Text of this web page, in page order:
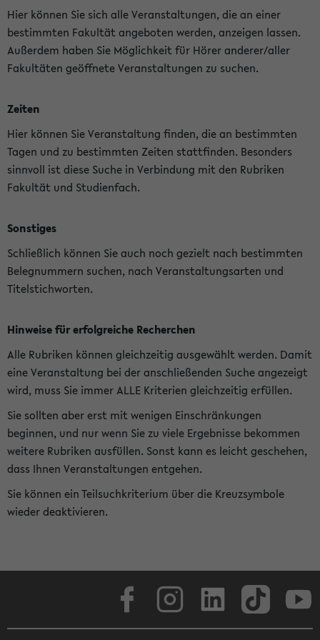
Hier können Sie sich alle Veranstaltungen, die an einer
bestimmten Fakultät angeboten werden, anzeigen lassen.
Außerdem haben Sie Möglichkeit für Hörer anderer/aller
Fakultäten geöffnete Veranstaltungen zu suchen.
Zeiten
Hier können Sie Veranstaltung finden, die an bestimmten
Tagen und zu bestimmten Zeiten stattfinden. Besonders
sinnvoll ist diese Suche in Verbindung mit den Rubriken
Fakultät und Studienfach.
Sonstiges
Schließlich können Sie auch noch gezielt nach bestimmten
Belegnummern suchen, nach Veranstaltungsarten und
Titelstichworten.
Hinweise für erfolgreiche Recherchen
Alle Rubriken können gleichzeitig ausgewählt werden. Damit
eine Veranstaltung bei der anschließenden Suche angezeigt
wird, muss Sie immer ALLE Kriterien gleichzeitig erfüllen.
Sie sollten aber erst mit wenigen Einschränkungen
beginnen, und nur wenn Sie zu viele Ergebnisse bekommen
weitere Rubriken ausfüllen. Sonst kann es leicht geschehen,
dass Ihnen Veranstaltungen entgehen.
Sie können ein Teilsuchkriterium über die Kreuzsymbole
wieder deaktivieren.